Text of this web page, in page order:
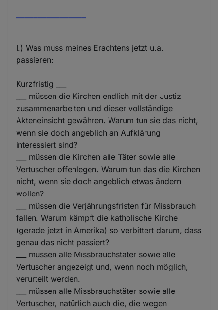
I.) Was muss meines Erachtens jetzt u.a.
passieren:
Kurzfristig ___
___ müssen die Kirchen endlich mit der Justiz
zusammenarbeiten und dieser vollständige
Akteneinsicht gewähren. Warum tun sie das nicht,
wenn sie doch angeblich an Aufklärung
interessiert sind?
___ müssen die Kirchen alle Täter sowie alle
Vertuscher offenlegen. Warum tun das die Kirchen
nicht, wenn sie doch angeblich etwas ändern
wollen?
___ müssen die Verjährungsfristen für Missbrauch
fallen. Warum kämpft die katholische Kirche
(gerade jetzt in Amerika) so verbittert darum, dass
genau das nicht passiert?
___ müssen alle Missbrauchstäter sowie alle
Vertuscher angezeigt und, wenn noch möglich,
verurteilt werden.
___ müssen alle Missbrauchstäter sowie alle
Vertuscher, natürlich auch die, die wegen